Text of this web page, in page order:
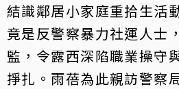
結識鄰居小家庭重拾生活
竟是反警察暴力社運人士
監，令露西深陷職業操守
掙扎。雨蓓為此親訪警察